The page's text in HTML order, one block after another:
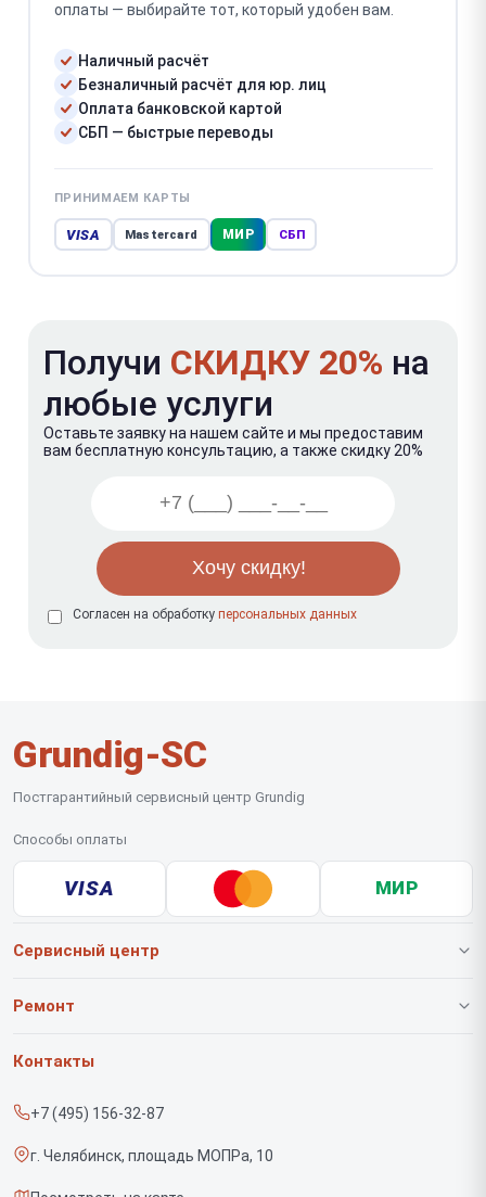
оплаты — выбирайте тот, который удобен вам.
Наличный расчёт
Безналичный расчёт для юр. лиц
Оплата банковской картой
СБП — быстрые переводы
ПРИНИМАЕМ КАРТЫ
VISA Mastercard МИР СБП
Получи СКИДКУ 20% на
любые услуги
Оставьте заявку на нашем сайте и мы предоставим
вам бесплатную консультацию, а также скидку 20%
Согласен на обработку персональных данных
Grundig-SC
Постгарантийный сервисный центр Grundig
Способы оплаты
VISA МИР
Сервисный центр
О нашем сервисе
Срочный ремонт
Доставка и способы оплаты
Ремонт
Роботов-пылесосов
Контакты
+7 (495) 156-32-87
г. Челябинск, площадь МОПРа, 10